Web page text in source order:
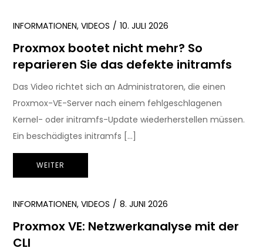
INFORMATIONEN,VIDEOS 10. JULI 2026
Proxmox bootet nicht mehr? So
reparieren Sie das defekte initramfs
Das Video richtet sich an Administratoren, die einen
Proxmox-VE-Server nach einem fehlgeschlagenen
Kernel- oder initramfs-Update wiederherstellen müssen.
Ein beschädigtes initramfs […]
WEITER
INFORMATIONEN,VIDEOS 8. JUNI 2026
Proxmox VE: Netzwerkanalyse mit der
CLI